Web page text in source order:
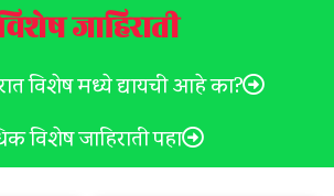
जाहिराती
विशेष मध्ये द्यायची आहे का?
विशेष जाहिराती पहा